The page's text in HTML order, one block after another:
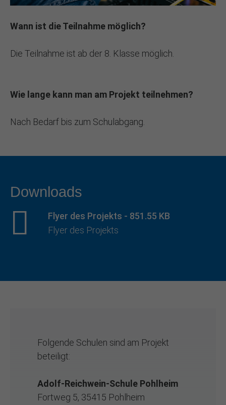
Wann ist die Teilnahme möglich?
Die Teilnahme ist ab der 8. Klasse möglich.
Wie lange kann man am Projekt teilnehmen?
Nach Bedarf bis zum Schulabgang.
Downloads
Flyer des Projekts - 851.55 KB
Flyer des Projekts
Folgende Schulen sind am Projekt
beteiligt:
Adolf-Reichwein-Schule Pohlheim
Fortweg 5, 35415 Pohlheim